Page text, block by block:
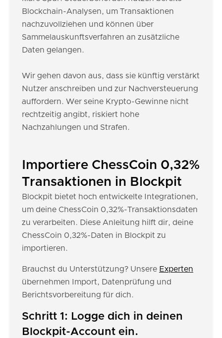
Blockchain-Analysen, um Transaktionen
nachzuvollziehen und können über
Sammelauskunftsverfahren an zusätzliche
Daten gelangen.
Wir gehen davon aus, dass sie künftig verstärkt
Nutzer anschreiben und zur Nachversteuerung
auffordern. Wer seine Krypto-Gewinne nicht
rechtzeitig angibt, riskiert hohe
Nachzahlungen und Strafen.
Importiere ChessCoin 0,32%
Transaktionen in Blockpit
Blockpit bietet hoch entwickelte Integrationen,
um deine ChessCoin 0,32%-Transaktionsdaten
zu verarbeiten. Diese Anleitung hilft dir, deine
ChessCoin 0,32%-Daten in Blockpit zu
importieren.
Brauchst du Unterstützung? Unsere Experten
übernehmen Import, Datenprüfung und
Berichtsvorbereitung für dich.
Schritt 1: Logge dich in deinen
Blockpit-Account ein.